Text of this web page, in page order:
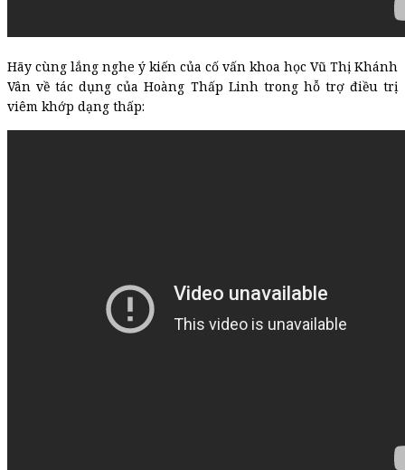
Hãy cùng lắng nghe ý kiến của cố vấn khoa học Vũ Thị Khánh
Vân về tác dụng của Hoàng Thấp Linh trong hỗ trợ điều trị
viêm khớp dạng thấp: